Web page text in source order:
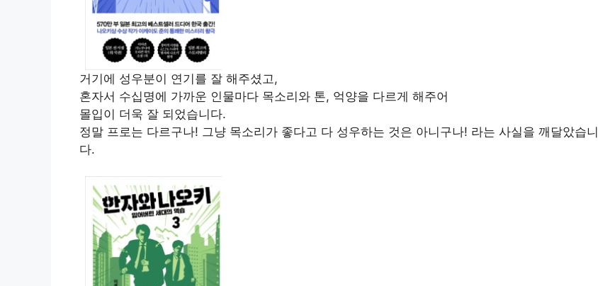
거기에 성우분이 연기를 잘 해주셨고,
혼자서 수십명에 가까운 인물마다 목소리와 톤, 억양을 다르게 해주어
몰입이 더욱 잘 되었습니다.
정말 프로는 다르구나! 그냥 목소리가 좋다고 다 성우하는 것은 아니구나! 라는 사실을 깨달았습니
다.